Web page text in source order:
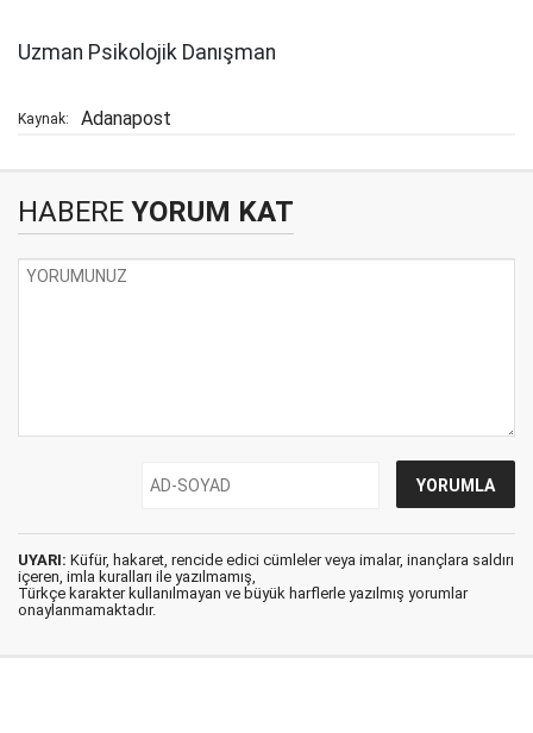
Uzman Psikolojik Danışman
Kaynak: Adanapost
HABERE YORUM KAT
UYARI: Küfür, hakaret, rencide edici cümleler veya imalar, inançlara saldırı
içeren, imla kuralları ile yazılmamış,
Türkçe karakter kullanılmayan ve büyük harflerle yazılmış yorumlar
onaylanmamaktadır.